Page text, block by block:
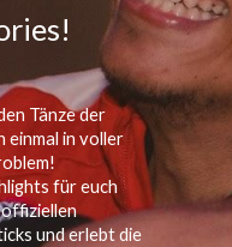
Tänze der
einmal in voller
für euch
und erlebt die